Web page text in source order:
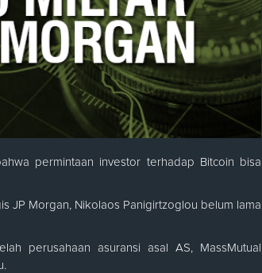
permintaan investor terhadap Bitcoin bisa
JP Morgan, Nikolaos Panigirtzoglou belum lama
perusahaan asuransi asal AS, MassMutual